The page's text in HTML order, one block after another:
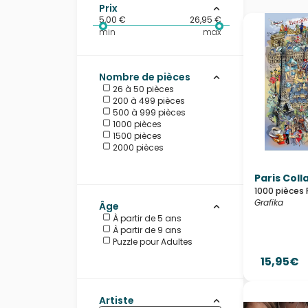
La majeure partie de la production est
D'une qualité supérieure, la gamme de
est la marque de tous les
monde en 2017. Puis, en 2020, c'est le
perspective !
Paris
1000 pièces
Grafika
15,95€
Prix
5,00 €
26,95 €
min
max
Nombre de pièces
26 à 50 pièces
200 à 499 pièces
500 à 999 pièces
1000 pièces
1500 pièces
2000 pièces
Âge
À partir de 5 ans
À partir de 9 ans
Puzzle pour Adultes
Artiste